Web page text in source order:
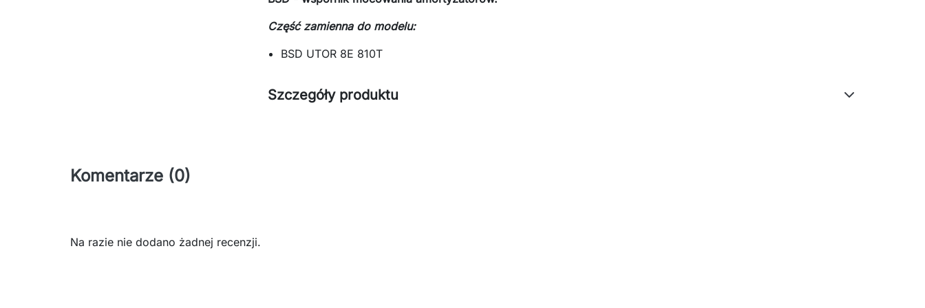
Część zamienna do modelu:
BSD UTOR 8E 810T
Szczegóły produktu
Komentarze (0)
Na razie nie dodano żadnej recenzji.